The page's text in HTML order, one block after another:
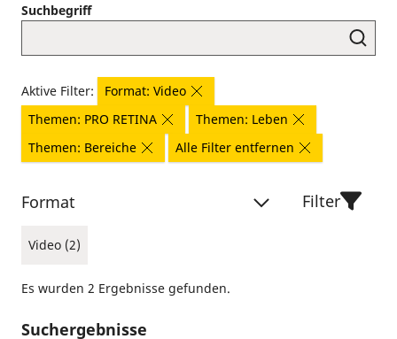
Suchbegriff
Aktive Filter:
Format: Video
Themen: PRO RETINA
Themen: Leben
Themen: Bereiche
Alle Filter entfernen
Format
Video (2)
Filter
Es wurden 2 Ergebnisse gefunden.
Suchergebnisse